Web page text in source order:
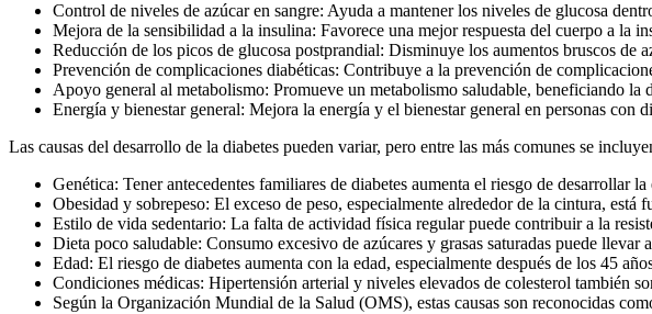
Control de niveles de azúcar en sangre: Ayuda a mantener los niveles de glucosa
Mejora de la sensibilidad a la insulina: Favorece una mejor respuesta del cuerpo a la
Reducción de los picos de glucosa postprandial: Disminuye los aumentos bruscos de
Prevención de complicaciones diabéticas: Contribuye a la prevención de
Apoyo general al metabolismo: Promueve un metabolismo saludable, beneficiando la
Energía y bienestar general: Mejora la energía y el bienestar general en personas con
Las causas del desarrollo de la diabetes pueden variar, pero entre las más comunes se
Genética: Tener antecedentes familiares de diabetes aumenta el riesgo de desarrollar la
Obesidad y sobrepeso: El exceso de peso, especialmente alrededor de la cintura, está
Estilo de vida sedentario: La falta de actividad física regular puede contribuir a la
Dieta poco saludable: Consumo excesivo de azúcares y grasas saturadas puede
Edad: El riesgo de diabetes aumenta con la edad, especialmente después de los 45
Condiciones médicas: Hipertensión arterial y niveles elevados de colesterol también
Según la Organización Mundial de la Salud (OMS), estas causas son reconocidas